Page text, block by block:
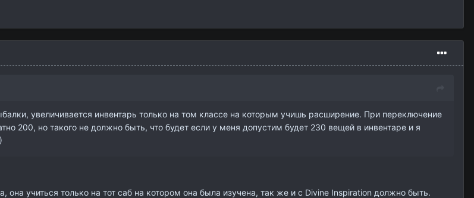
увеличивается инвентарь только на том классе на которым учишь расширение. При переключение
200, но такого не должно быть, что будет если у меня допустим будет 230 вещей в инвентаре и я
она учиться только на тот саб на котором она была изучена, так же и с Divine Inspiration должно быть.